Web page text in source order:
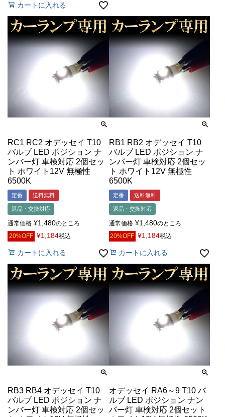
カートに入れる
RC1 RC2 オデッセイ T10
バルブ LED ポジション ナ
ンバー灯 車検対応 2個セッ
ト ホワイト12V 無極性
6500K
定番 送料無料
返品・交換対応
通常価格 ¥1,480のところ
20%OFF ¥1,184税込
カートに入れる
RB1 RB2 オデッセイ T10
バルブ LED ポジション ナ
ンバー灯 車検対応 2個セッ
ト ホワイト12V 無極性
6500K
定番 送料無料
返品・交換対応
通常価格 ¥1,480のところ
20%OFF ¥1,184税込
カートに入れる
RB3 RB4 オデッセイ T10
バルブ LED ポジション ナ
ンバー灯 車検対応 2個セッ
オデッセイ RA6～9 T10 バ
ルブ LED ポジション ナン
バー灯 車検対応 2個セット